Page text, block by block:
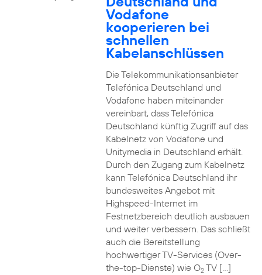
Vodafone
kooperieren bei
schnellen
Kabelanschlüssen
Die Telekommunikationsanbieter
Telefónica Deutschland und
Vodafone haben miteinander
vereinbart, dass Telefónica
Deutschland künftig Zugriff auf das
Kabelnetz von Vodafone und
Unitymedia in Deutschland erhält.
Durch den Zugang zum Kabelnetz
kann Telefónica Deutschland ihr
bundesweites Angebot mit
Highspeed-Internet im
Festnetzbereich deutlich ausbauen
und weiter verbessern. Das schließt
auch die Bereitstellung
hochwertiger TV-Services (Over-
the-top-Dienste) wie O2TV […]